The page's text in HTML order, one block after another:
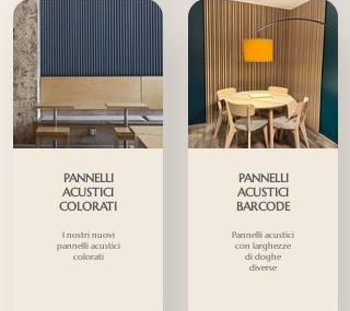
PANNELLI
ACUSTICI
COLORATI
I nostri nuovi
pannelli acustici
colorati
PANNELLI
ACUSTICI
BARCODE
Pannelli acustici
con larghezze
di doghe
diverse